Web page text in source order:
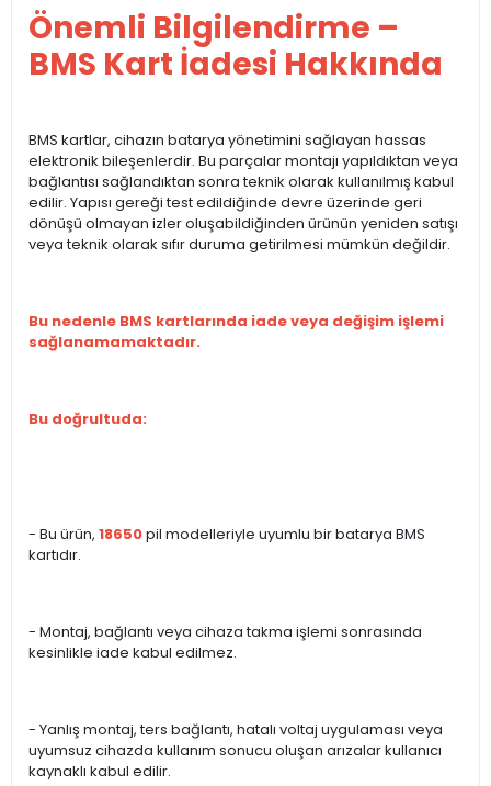
Önemli Bilgilendirme –
BMS Kart İadesi Hakkında
BMS kartlar, cihazın batarya yönetimini sağlayan hassas
elektronik bileşenlerdir. Bu parçalar montajı yapıldıktan veya
bağlantısı sağlandıktan sonra teknik olarak kullanılmış kabul
edilir. Yapısı gereği test edildiğinde devre üzerinde geri
dönüşü olmayan izler oluşabildiğinden ürünün yeniden satışı
veya teknik olarak sıfır duruma getirilmesi mümkün değildir.
Bu nedenle BMS kartlarında iade veya değişim işlemi
sağlanamamaktadır.
Bu doğrultuda:
- Bu ürün, 18650pil modelleriyle uyumlu bir batarya BMS
kartıdır.
- Montaj, bağlantı veya cihaza takma işlemi sonrasında
kesinlikle iade kabul edilmez.
- Yanlış montaj, ters bağlantı, hatalı voltaj uygulaması veya
uyumsuz cihazda kullanım sonucu oluşan arızalar kullanıcı
kaynaklı kabul edilir.